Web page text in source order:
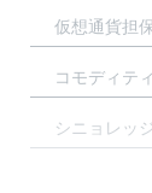
仮想通貨担
コモディテ
シニョレッ
ステーブル